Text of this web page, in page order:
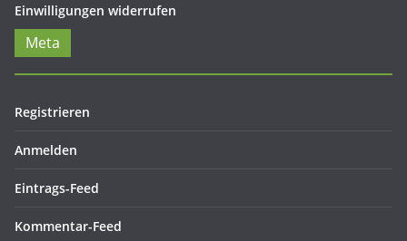
Einwilligungen widerrufen
Meta
Registrieren
Anmelden
Eintrags-Feed
Kommentar-Feed